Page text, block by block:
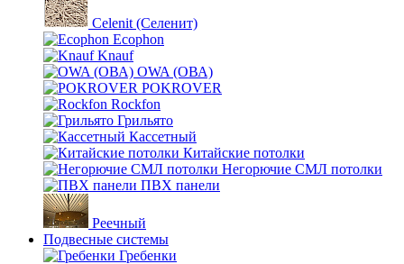
Celenit (Селенит)
Ecophon
Knauf
OWA (ОВА)
POKROVER
Rockfon
Грильято
Кассетный
Китайские потолки
Негорючие СМЛ потолки
ПВХ панели
Реечный
Подвесные системы
Гребенки